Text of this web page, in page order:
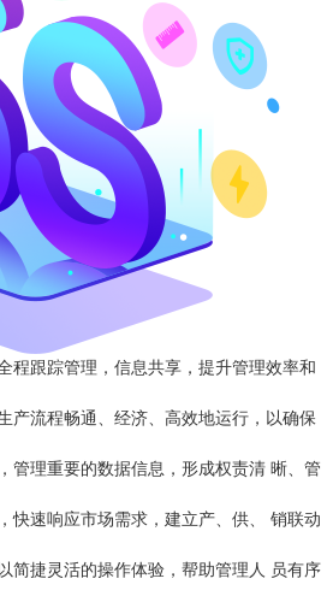
程跟踪管理，信息共享，提升管理效率和
产流程畅通、经济、高效地运行，以确保
管理重要的数据信息，形成权责清 晰、管
快速响应市场需求，建立产、供、 销联动
简捷灵活的操作体验，帮助管理人 员有序